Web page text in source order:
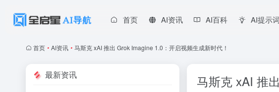
首页 AI资讯 AI百科 AI提示词
首页 • AI资讯 • 马斯克 xAI 推出 Grok Imagine 1.0：开启视频生成新时代！
马斯克 xAI 推
最新资讯